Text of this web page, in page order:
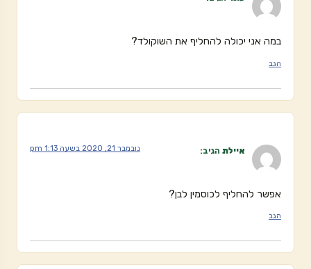
במה אני יכולה להחליף את השוקולד?
הגב
איילת הגיב: נובמבר 21, 2020 בשעה 1:13 pm
אפשר להחליף לכוסמין לבן?
הגב